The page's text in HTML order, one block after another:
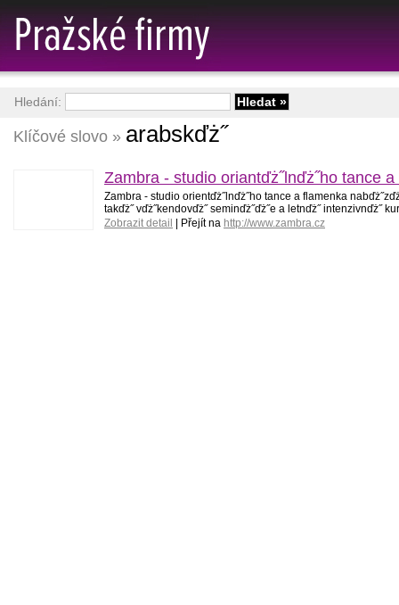
Klíčové slovo » arabskďż˝
Zambra - studio oriantďż˝lnďż˝ho tance
Zambra - studio orientďż˝lnďż˝ho tance a flamenka
takďż˝ vďż˝kendovďż˝ seminďż˝ďż˝e a letnďż˝ intenzivnďż˝
Zobrazit detail
| Přejít na http://www.zambra.cz
Hledání: